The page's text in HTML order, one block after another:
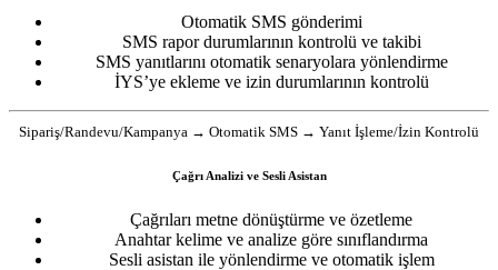
Otomatik SMS gönderimi
SMS rapor durumlarının kontrolü ve takibi
SMS yanıtlarını otomatik senaryolara yönlendirme
İYS’ye ekleme ve izin durumlarının kontrolü
Sipariş/Randevu/Kampanya → Otomatik SMS → Yanıt İşleme/İzin Kontrolü
Çağrı Analizi ve Sesli Asistan
Çağrıları metne dönüştürme ve özetleme
Anahtar kelime ve analize göre sınıflandırma
Sesli asistan ile yönlendirme ve otomatik işlem